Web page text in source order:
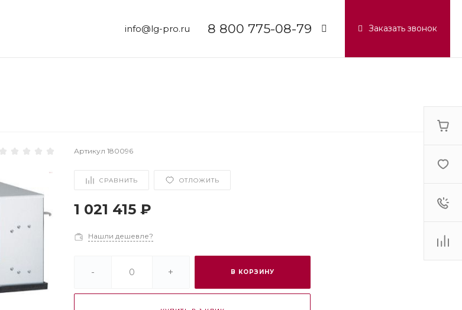
info@lg-pro.ru 8 800 775-08-79 Заказать звонок
Артикул 180096
СРАВНИТЬ ОТЛОЖИТЬ
1 021 415 ₽
Нашли дешевле?
- + В КОРЗИНУ